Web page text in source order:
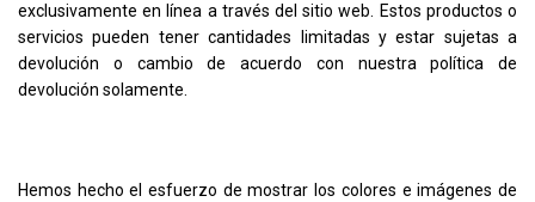
exclusivamente en línea a través del sitio web. Estos productos o
servicios pueden tener cantidades limitadas y estar sujetas a
devolución o cambio de acuerdo con nuestra política de
devolución solamente.
Hemos hecho el esfuerzo de mostrar los colores e imágenes de